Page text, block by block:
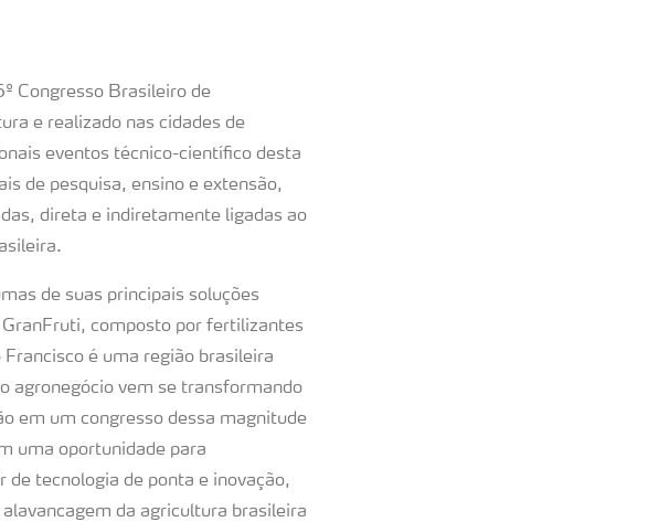
Congresso Brasileiro de
e realizado nas cidades de
eventos técnico-científico desta
de pesquisa, ensino e extensão,
direta e indiretamente ligadas ao
de suas principais soluções
composto por fertilizantes
é uma região brasileira
agronegócio vem se transformando
em um congresso dessa magnitude
uma oportunidade para
tecnologia de ponta e inovação,
da agricultura brasileira